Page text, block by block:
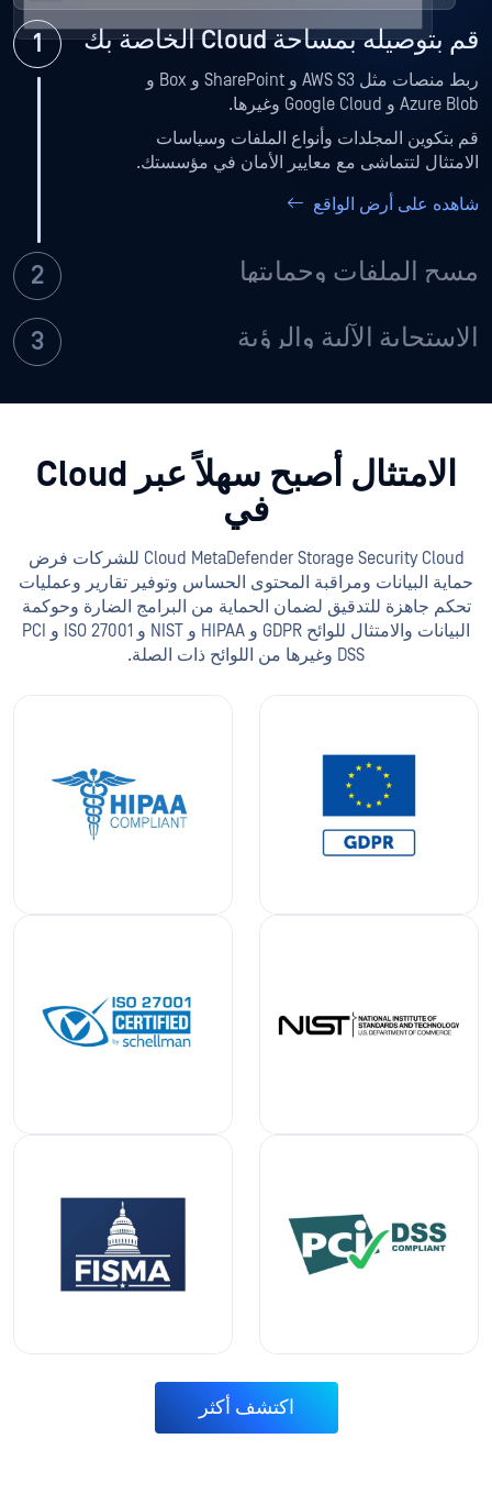
قم بتوصيله بمساحة Cloud الخاصة بك
ربط منصات مثل AWS S3 و SharePoint و Box و
Azure Blob و Google Cloud وغيرها.
قم بتكوين المجلدات وأنواع الملفات وسياسات
الامتثال لتتماشى مع معايير الأمان في مؤسستك.
شاهده على أرض الواقع
مسح الملفات وحمايتها
الاستجابة الآلية والرؤية
الامتثال أصبح سهلاً عبر Cloud
في
Cloud MetaDefender Storage Security Cloud للشركات فرض
حماية البيانات ومراقبة المحتوى الحساس وتوفير تقارير وعمليات
تحكم جاهزة للتدقيق لضمان الحماية من البرامج الضارة وحوكمة
البيانات والامتثال للوائح GDPR و HIPAA و NIST و ISO 27001 و PCI
DSS وغيرها من اللوائح ذات الصلة.
اكتشف أكثر